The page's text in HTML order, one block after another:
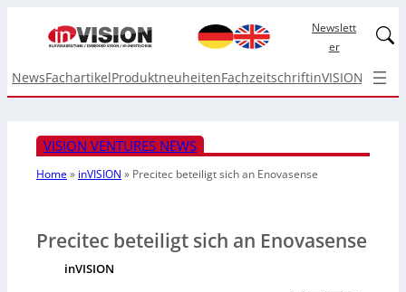
Newslett
er
NewsFachartikelProduktneuheitenFachzeitschriftinVISION Top
VISION VENTURES NEWS
Home» inVISION » Precitec beteiligt sich an Enovasense
Precitec beteiligt sich an Enovasense
inVISION